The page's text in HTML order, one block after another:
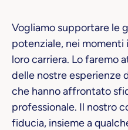
Vogliamo supportare le
potenziale, nei
loro carriera. Lo faremo
delle nostre esperienze
che hanno affrontato
professionale. Il nostro
fiducia, insieme a